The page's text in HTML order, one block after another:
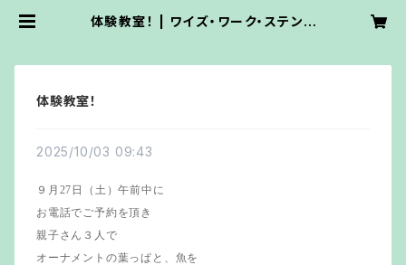
体験教室！ | ワイズ・ワーク・ステンド
体験教室！
2025/10/03 09:43
９月27日（土）午前中に
お電話でご予約を頂き
親子さん３人で
オーナメントの葉っぱと、魚を